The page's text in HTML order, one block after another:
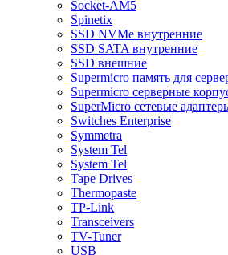
Socket-AM5
Spinetix
SSD NVMe внутренние
SSD SATA внутренние
SSD внешние
Supermicro память для
Supermicro серверные
SuperMicro сетевые
Switches Enterprise
Symmetra
System Tel
System Tel
Tape Drives
Thermopaste
TP-Link
Transceivers
TV-Tuner
USB